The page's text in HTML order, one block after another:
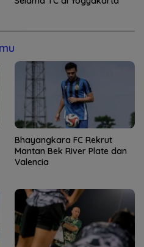
Bhayangkara FC Rekrut
Mantan Bek River Plate dan
Valencia